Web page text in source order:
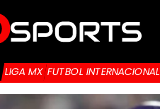
LIGA MX FUTBOL INTERNACIONAL